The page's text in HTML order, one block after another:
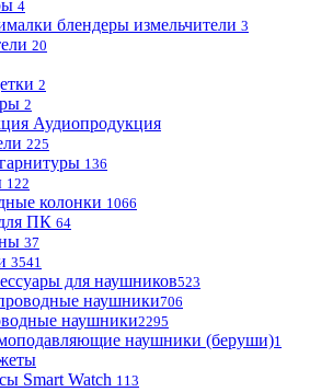
4
блендеры измельчители 3
20
2
2
Аудиопродукция
225
136
122
колонки 1066
ПК 64
37
3541
для наушников523
наушники706
наушники2295
наушники (беруши)1
Smart Watch 113